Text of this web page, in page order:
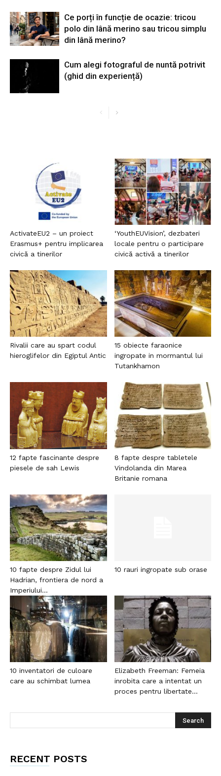
Ce porți în funcție de ocazie: tricou
polo din lână merino sau tricou simplu
din lână merino?
Cum alegi fotograful de nuntă potrivit
(ghid din experiență)
ActivateEU2 – un proiect
Erasmus+ pentru implicarea
civică a tinerilor
‘YouthEUVision’, dezbateri
locale pentru o participare
civică activă a tinerilor
Rivalii care au spart codul
hieroglifelor din Egiptul Antic
15 obiecte faraonice
ingropate in mormantul lui
Tutankhamon
12 fapte fascinante despre
piesele de sah Lewis
8 fapte despre tabletele
Vindolanda din Marea
Britanie romana
10 fapte despre Zidul lui
Hadrian, frontiera de nord a
Imperiului...
10 rauri ingropate sub orase
10 inventatori de culoare
care au schimbat lumea
Elizabeth Freeman: Femeia
inrobita care a intentat un
proces pentru libertate...
RECENT POSTS